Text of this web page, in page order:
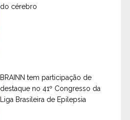
do cérebro
BRAINN tem participação de
destaque no 41º Congresso da
Liga Brasileira de Epilepsia